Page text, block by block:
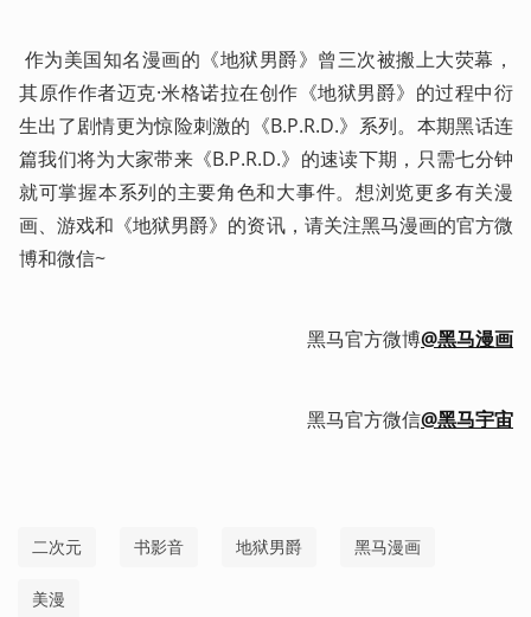
其原作作者迈克·米格诺拉在创作《地狱男爵》的过程中衍
生出了剧情更为惊险刺激的《B.P.R.D.》系列。本期黑话连
篇我们将为大家带来《B.P.R.D.》的速读下期，只需七分钟
就可掌握本系列的主要角色和大事件。想浏览更多有关漫
画、游戏和《地狱男爵》的资讯，请关注黑马漫画的官方微
博和微信~
黑马官方微博@黑马漫画
黑马官方微信@黑马宇宙
二次元 书影音 地狱男爵 黑马漫画
美漫